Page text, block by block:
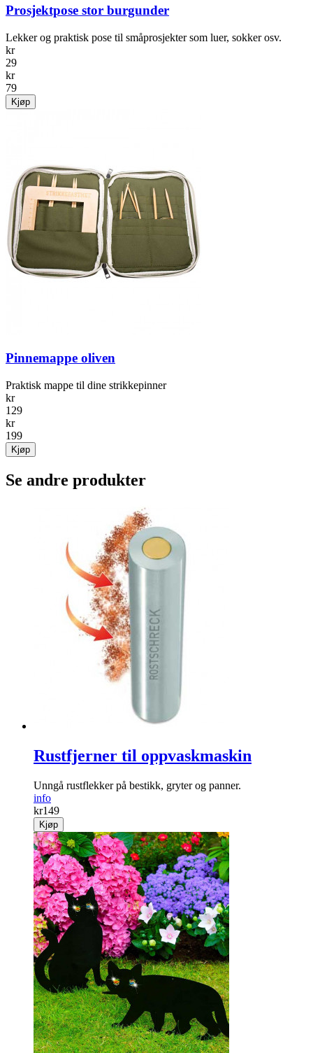
Prosjektpose stor burgunder
Lekker og praktisk pose til småprosjekter som luer, sokker osv.
kr
29
kr
79
Kjøp
Pinnemappe oliven
Praktisk mappe til dine strikkepinner
kr
129
kr
199
Kjøp
Se andre produkter
Rustfjerner til oppvaskmaskin
Unngå rustflekker på bestikk, gryter og panner.
info
kr149
Kjøp